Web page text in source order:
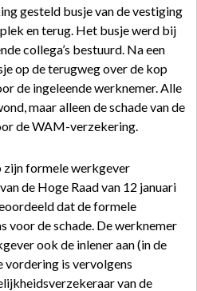
gesteld busje van de vestiging
en terug. Het busje werd bij
collega’s bestuurd. Na een
op de terugweg over de kop
de ingeleende werknemer. Alle
maar alleen de schade van de
de WAM-verzekering.
zijn formele werkgever
de Hoge Raad van 12 januari
dat de formele
voor de schade. De werknemer
ook de inlener aan (in de
vordering is vervolgens
van de